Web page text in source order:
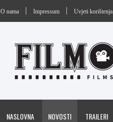
O nama Impressum Uvjeti korištenja
NASLOVNA NOVOSTI TRAILERI